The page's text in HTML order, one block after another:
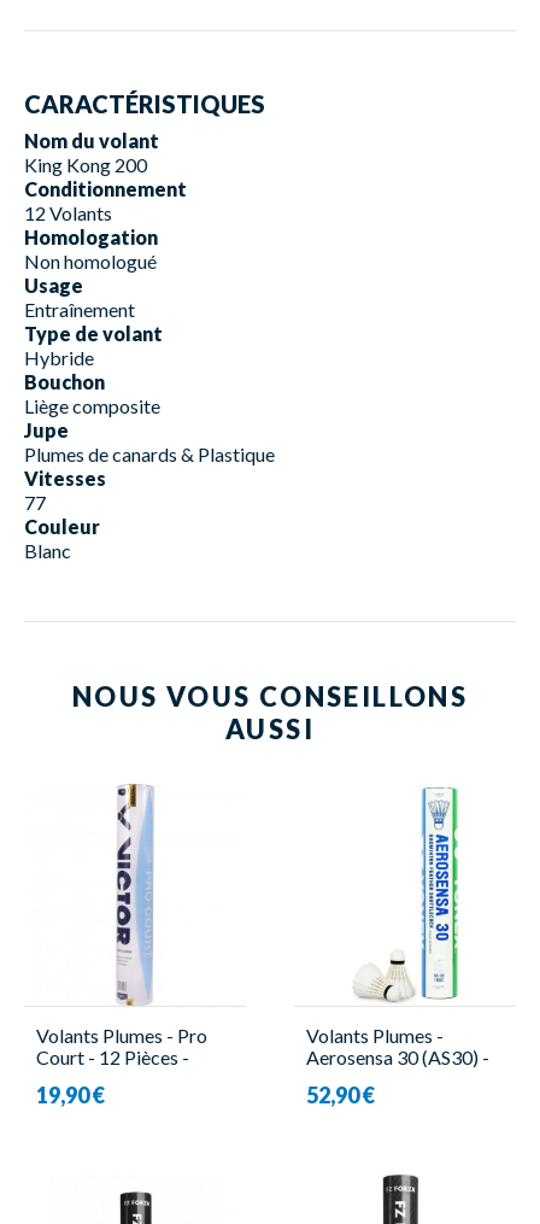
CARACTÉRISTIQUES
Nom du volant
King Kong 200
Conditionnement
12 Volants
Homologation
Non homologué
Usage
Entraînement
Type de volant
Hybride
Bouchon
Liège composite
Jupe
Plumes de canards & Plastique
Vitesses
77
Couleur
Blanc
NOUS VOUS CONSEILLONS
AUSSI
Volants Plumes - Pro
Court - 12 Pièces -
19,90 €
Volants Plumes -
Aerosensa 30 (AS30) -
52,90 €